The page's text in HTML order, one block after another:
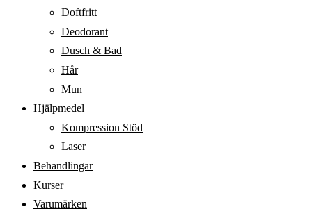
Doftfritt
Deodorant
Dusch & Bad
Hår
Mun
Hjälpmedel
Kompression Stöd
Laser
Behandlingar
Kurser
Varumärken